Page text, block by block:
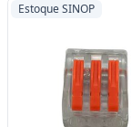
Estoque SINOP